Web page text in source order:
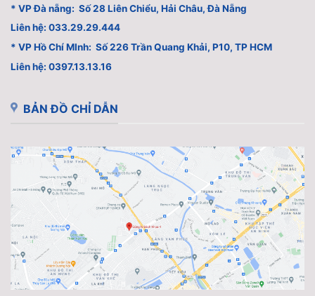
* VP Đà nẵng: Số 28 Liên Chiểu, Hải Châu, Đà Nẵng
Liên hệ: 033.29.29.444
* VP Hồ Chí MInh: Số 226 Trần Quang Khải, P10, TP HCM
Liên hệ: 0397.13.13.16
BẢN ĐỒ CHỈ DẪN